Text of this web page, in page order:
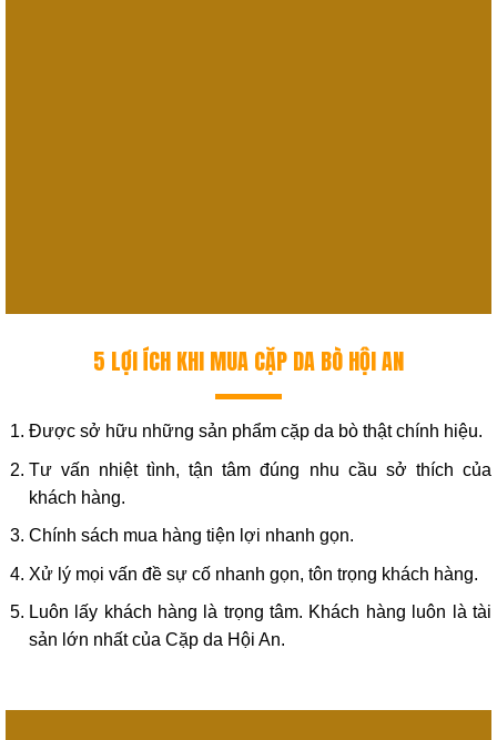
5 LỢI ÍCH KHI MUA CẶP DA BÒ HỘI AN
Được sở hữu những sản phẩm cặp da bò thật chính hiệu.
Tư vấn nhiệt tình, tận tâm đúng nhu cầu sở thích của
khách hàng.
Chính sách mua hàng tiện lợi nhanh gọn.
Xử lý mọi vấn đề sự cố nhanh gọn, tôn trọng khách hàng.
Luôn lấy khách hàng là trọng tâm. Khách hàng luôn là tài
sản lớn nhất của Cặp da Hội An.